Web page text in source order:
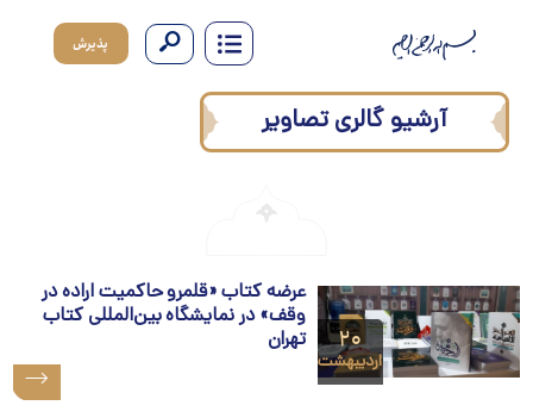
آرشیو گالری تصاویر
۲۰
اردیبهشت
عرضه کتاب «قلمرو حاکمیت اراده در
وقف» در نمایشگاه بین‌المللی کتاب
تهران